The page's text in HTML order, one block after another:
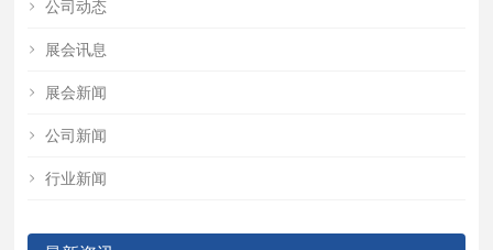
公司动态
展会讯息
展会新闻
公司新闻
行业新闻